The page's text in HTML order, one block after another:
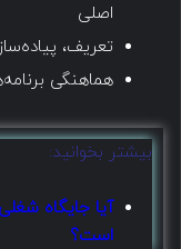
اصلی
تعریف،
هماهنگی
بیشتر بخوانید:
آیا جایگاه
است؟